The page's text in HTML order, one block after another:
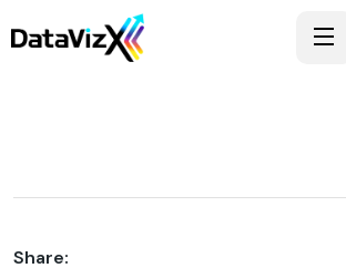
Share: